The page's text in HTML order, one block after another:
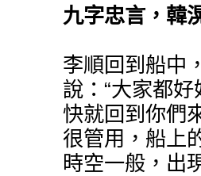
九字忠言，韓
李順回到船中
說：“大家都
快就回到你們
很管用，船上
時空一般，出